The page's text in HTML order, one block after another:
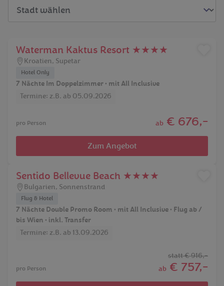
Waterman Kaktus Resort ★★★★
Kroatien, Supetar
Hotel Only
7 Nächte Im Doppelzimmer • mit All Inclusive
Termine: z.B. ab 05.09.2026
pro Person ab € 676,-
Zum Angebot
Sentido Bellevue Beach ★★★★
Bulgarien, Sonnenstrand
Flug & Hotel
7 Nächte Double Promo Room • mit All Inclusive • Flug ab /
bis Wien • inkl. Transfer
Termine: z.B. ab 13.09.2026
statt€ 916,-
pro Person ab € 757,-